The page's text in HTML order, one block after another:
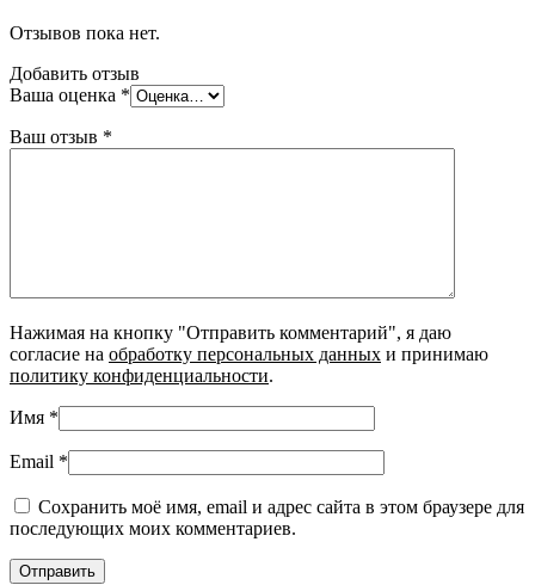
Отзывов пока нет.
Добавить отзыв
Ваша оценка *
Ваш отзыв *
Нажимая на кнопку "Отправить комментарий", я даю
согласие на обработку персональных данных и принимаю
политику конфиденциальности.
Имя *
Email *
Сохранить моё имя, email и адрес сайта в этом браузере для
последующих моих комментариев.